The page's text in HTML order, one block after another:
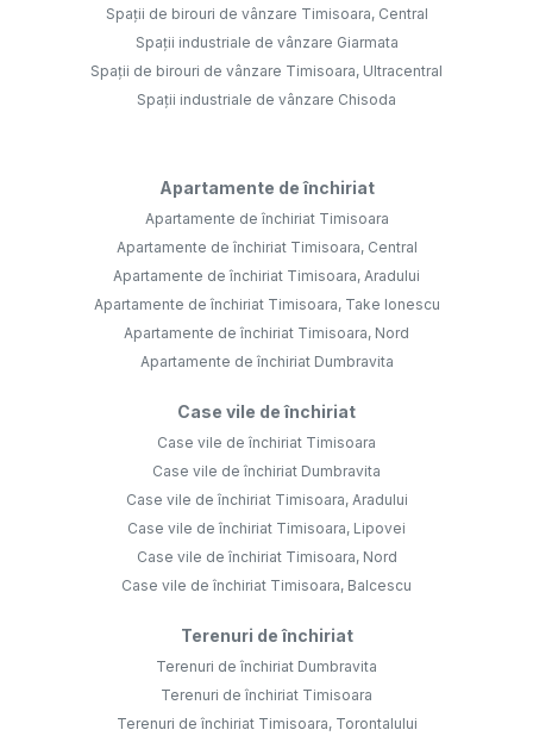
Spații de birouri de vânzare Timisoara, Central
Spații industriale de vânzare Giarmata
Spații de birouri de vânzare Timisoara, Ultracentral
Spații industriale de vânzare Chisoda
Apartamente de închiriat
Apartamente de închiriat Timisoara
Apartamente de închiriat Timisoara, Central
Apartamente de închiriat Timisoara, Aradului
Apartamente de închiriat Timisoara, Take Ionescu
Apartamente de închiriat Timisoara, Nord
Apartamente de închiriat Dumbravita
Case vile de închiriat
Case vile de închiriat Timisoara
Case vile de închiriat Dumbravita
Case vile de închiriat Timisoara, Aradului
Case vile de închiriat Timisoara, Lipovei
Case vile de închiriat Timisoara, Nord
Case vile de închiriat Timisoara, Balcescu
Terenuri de închiriat
Terenuri de închiriat Dumbravita
Terenuri de închiriat Timisoara
Terenuri de închiriat Timisoara, Torontalului